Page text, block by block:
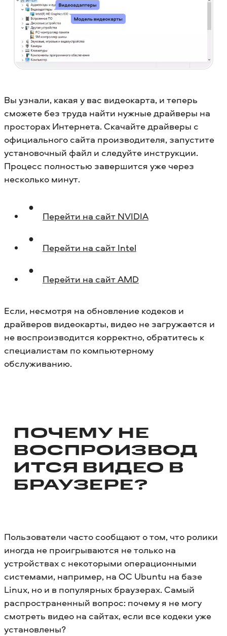
Вы узнали, какая у вас видеокарта, и теперь
сможете без труда найти нужные драйверы на
просторах Интернета. Скачайте драйверы с
официального сайта производителя, запустите
установочный файл и следуйте инструкции.
Процесс полностью завершится уже через
несколько минут.
Перейти на сайт NVIDIA
Перейти на сайт Intel
Перейти на сайт AMD
Если, несмотря на обновление кодеков и
драйверов видеокарты, видео не загружается и
не воспроизводится корректно, обратитесь к
специалистам по компьютерному
обслуживанию.
ПОЧЕМУ НЕ
ВОСПРОИЗВОД
ИТСЯ ВИДЕО В
БРАУЗЕРЕ?
Пользователи часто сообщают о том, что ролики
иногда не проигрываются не только на
устройствах с некоторыми операционными
системами, например, на ОС Ubuntu на базе
Linux, но и в популярных браузерах. Самый
распространенный вопрос: почему я не могу
смотреть видео на сайтах, если все кодеки уже
установлены?